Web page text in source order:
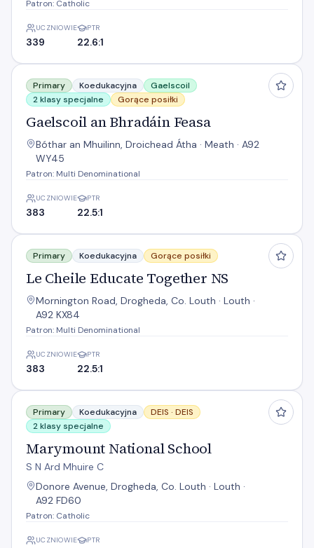
Patron: Catholic
UCZNIOWIE
339
PTR
22.6:1
Gaelscoil an Bhradáin Feasa
Primary Koedukacyjna
Gaelscoil
2 klasy specjalne
Gorące posiłki
Gaelscoil an Bhradáin Feasa
Bóthar an Mhuilinn, Droichead Átha · Meath · A92
WY45
Patron: Multi Denominational
UCZNIOWIE
383
PTR
22.5:1
Le Cheile Educate Together NS
Primary Koedukacyjna Gorące posiłki
Le Cheile Educate Together NS
Mornington Road, Drogheda, Co. Louth · Louth ·
A92 KX84
Patron: Multi Denominational
UCZNIOWIE
383
PTR
22.5:1
Marymount National School
Primary Koedukacyjna DEIS · DEIS
2 klasy specjalne
Marymount National School
S N Ard Mhuire C
Donore Avenue, Drogheda, Co. Louth · Louth ·
A92 FD60
Patron: Catholic
UCZNIOWIE PTR